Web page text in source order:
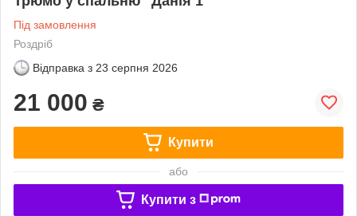
Під замовлення
Роздріб
Відправка з 23 серпня 2026
21 000 ₴
Купити
або
Купити з